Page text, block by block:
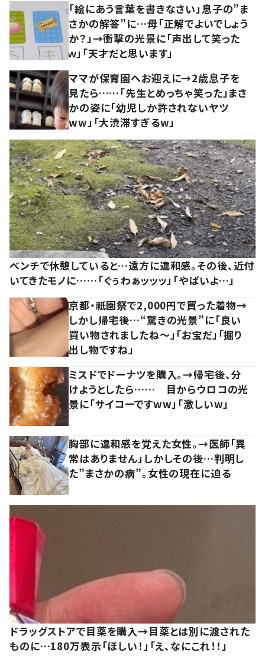
「絵にあう言葉を書きなさい」息子の”ま
さかの解答”に…母「正解でよいでしょう
か？」→衝撃の光景に「声出して笑った
ｗ」「天才だと思います」
ママが保育園へお迎えに→2歳息子を
見たら……「先生とめっちゃ笑った」まさ
かの姿に「幼児しか許されないヤツ
ww」「大渋滞すぎるw」
ベンチで休憩していると…遠方に違和感。その後、近付
いてきたモノに……「ぐぅわぁッッッ」「やばいよ…」
京都・祇園祭で2,000円で買った着物→
しかし帰宅後…“驚きの光景”に「良い
買い物されましたね～」「お宝だ」「掘り
出し物ですね」
ミスドでドーナツを購入。→帰宅後、分
けようとしたら…… 目からウロコの光
景に「サイコーですww」「激しいw」
胸部に違和感を覚えた女性。→医師「異
常はありません」しかしその後…判明し
た”まさかの病”。女性の現在に迫る
ドラッグストアで目薬を購入→目薬とは別に渡された
ものに…180万表示「ほしい！」「え、なにこれ！！」